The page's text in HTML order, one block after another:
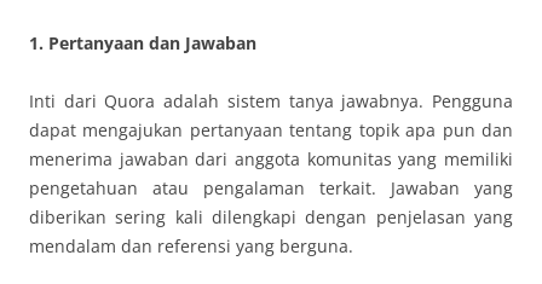
1. Pertanyaan dan Jawaban
Inti dari Quora adalah sistem tanya jawabnya. Pengguna
dapat mengajukan pertanyaan tentang topik apa pun dan
menerima jawaban dari anggota komunitas yang memiliki
pengetahuan atau pengalaman terkait. Jawaban yang
diberikan sering kali dilengkapi dengan penjelasan yang
mendalam dan referensi yang berguna.